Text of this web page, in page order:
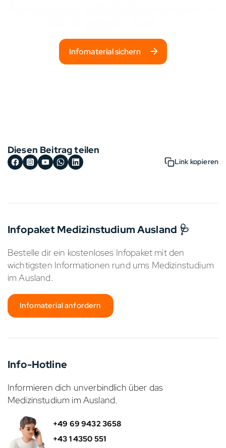
Infomaterial sichern
Diesen Beitrag teilen
Link kopieren
Infopaket Medizinstudium Ausland 🩺
Bestelle dir ein kostenloses Infopaket mit den
wichtigsten Informationen rund ums Medizinstudium
im Ausland.
Infomaterial anfordern
Info-Hotline
Informieren dich unverbindlich über das
Medizinstudium im Ausland.
+49 69 9432 3658
+43 1 4350 551